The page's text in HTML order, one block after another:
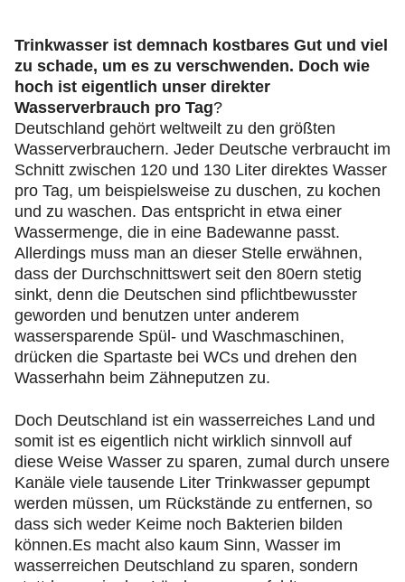
Trinkwasser ist demnach kostbares Gut und viel
zu schade, um es zu verschwenden. Doch wie
hoch ist eigentlich unser direkter
Wasserverbrauch pro Tag?
Deutschland gehört weltweilt zu den größten
Wasserverbrauchern. Jeder Deutsche verbraucht im
Schnitt zwischen 120 und 130 Liter direktes Wasser
pro Tag, um beispielsweise zu duschen, zu kochen
und zu waschen. Das entspricht in etwa einer
Wassermenge, die in eine Badewanne passt.
Allerdings muss man an dieser Stelle erwähnen,
dass der Durchschnittswert seit den 80ern stetig
sinkt, denn die Deutschen sind pflichtbewusster
geworden und benutzen unter anderem
wassersparende Spül- und Waschmaschinen,
drücken die Spartaste bei WCs und drehen den
Wasserhahn beim Zähneputzen zu.
Doch Deutschland ist ein wasserreiches Land und
somit ist es eigentlich nicht wirklich sinnvoll auf
diese Weise Wasser zu sparen, zumal durch unsere
Kanäle viele tausende Liter Trinkwasser gepumpt
werden müssen, um Rückstände zu entfernen, so
dass sich weder Keime noch Bakterien bilden
können.Es macht also kaum Sinn, Wasser im
wasserreichen Deutschland zu sparen, sondern